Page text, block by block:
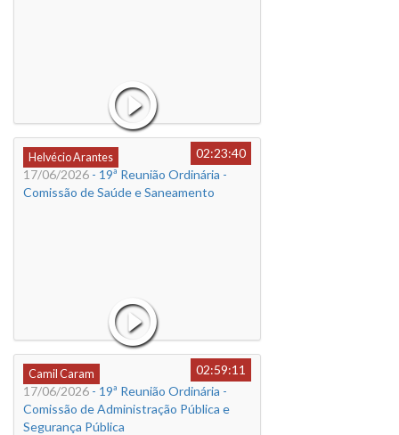
Helvécio Arantes
02:23:40
17/06/2026 - 19ª Reunião Ordinária -
Comissão de Saúde e Saneamento
Camil Caram
02:59:11
17/06/2026 - 19ª Reunião Ordinária -
Comissão de Administração Pública e
Segurança Pública